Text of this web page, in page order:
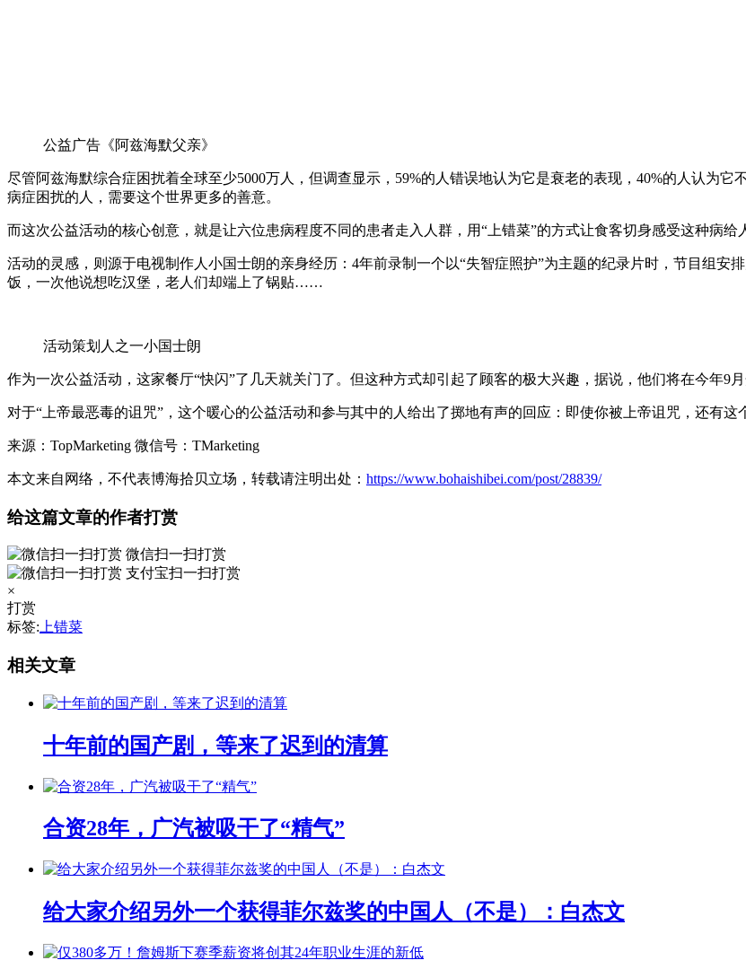
公益广告《阿兹海默父亲》
尽管阿兹海默综合症困扰着全球至少5000万人，但调查显示，59%的人错误地认为它是衰老的表现，40%的人认为
病症困扰的人，需要这个世界更多的善意。
而这次公益活动的核心创意，就是让六位患病程度不同的患者走入人群，用“上错菜”的方式让食客切身感受这种病给
活动的灵感，则源于电视制作人小国士朗的亲身经历：4年前录制一个以“失智症照护”为主题的纪录片时，节目组安
饭，一次他说想吃汉堡，老人们却端上了锅贴……
活动策划人之一小国士朗
作为一次公益活动，这家餐厅“快闪”了几天就关门了。但这种方式却引起了顾客的极大兴趣，据说，他们将在今年9月
对于“上帝最恶毒的诅咒”，这个暖心的公益活动和参与其中的人给出了掷地有声的回应：即使你被上帝诅咒，还有这
来源：TopMarketing 微信号：TMarketing
本文来自网络，不代表博海拾贝立场，转载请注明出处： https://www.bohaishibei.com/post/28839/
给这篇文章的作者打赏
微信扫一扫打赏
支付宝扫一扫打赏
×
打赏
标签: 上错菜
相关文章
十年前的国产剧，等来了迟到的清算
合资28年，广汽被吸干了“精气”
给大家介绍另外一个获得菲尔兹奖的中国人（不是）：白杰文